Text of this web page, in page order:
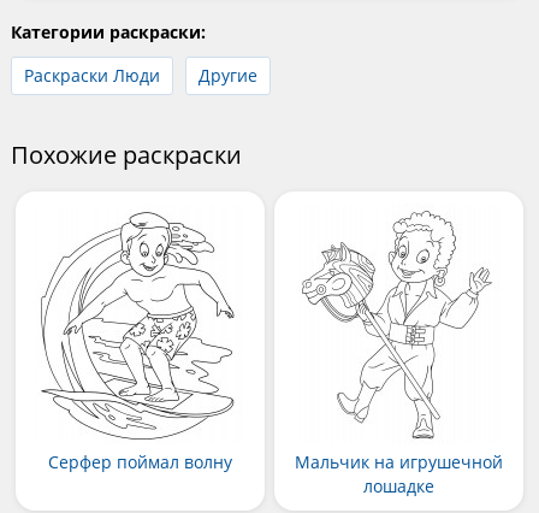
Категории раскраски:
Раскраски Люди
Другие
Похожие раскраски
Серфер поймал волну
Мальчик на игрушечной
лошадке